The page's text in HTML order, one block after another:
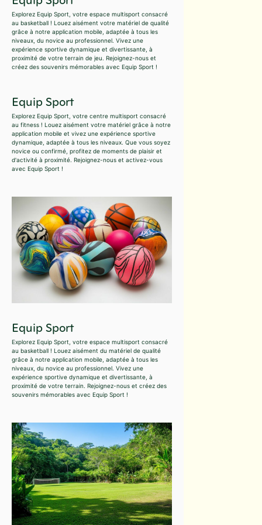
Explorez Equip Sport, votre espace multisport consacré
au basketball ! Louez aisément votre matériel de qualité
grâce à notre application mobile, adaptée à tous les
niveaux, du novice au professionnel. Vivez une
expérience sportive dynamique et divertissante, à
proximité de votre terrain de jeu. Rejoignez-nous et
créez des souvenirs mémorables avec Equip Sport !
Equip Sport
Explorez Equip Sport, votre centre multisport consacré
au fitness ! Louez aisément votre matériel grâce à notre
application mobile et vivez une expérience sportive
dynamique, adaptée à tous les niveaux. Que vous soyez
novice ou confirmé, profitez de moments de plaisir et
d'activité à proximité. Rejoignez-nous et activez-vous
avec Equip Sport !
Equip Sport
Explorez Equip Sport, votre espace multisport consacré
au basketball ! Louez aisément du matériel de qualité
grâce à notre application mobile, adaptée à tous les
niveaux, du novice au professionnel. Vivez une
expérience sportive dynamique et divertissante, à
proximité de votre terrain. Rejoignez-nous et créez des
souvenirs mémorables avec Equip Sport !